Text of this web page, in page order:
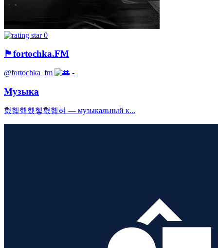
0
🏴fortochka.FM
@fortochka_fm -
Музыка
헔헯헱헸헿혃헮혀 — музыкальный к...